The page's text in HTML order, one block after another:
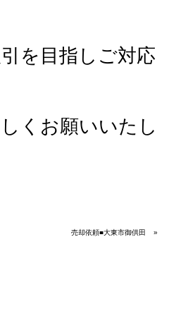
を目指しご対応
くお願いいたし
売却依頼■大東市御供田 »